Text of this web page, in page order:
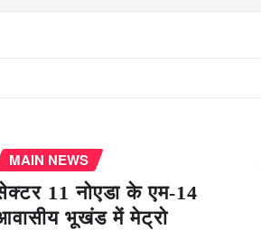
MAIN NEWS
11 नोएडा के एम-14
भूखंड में मेट्रो